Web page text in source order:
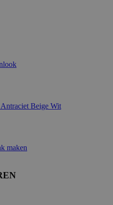
Antraciet Beige Wit
maken